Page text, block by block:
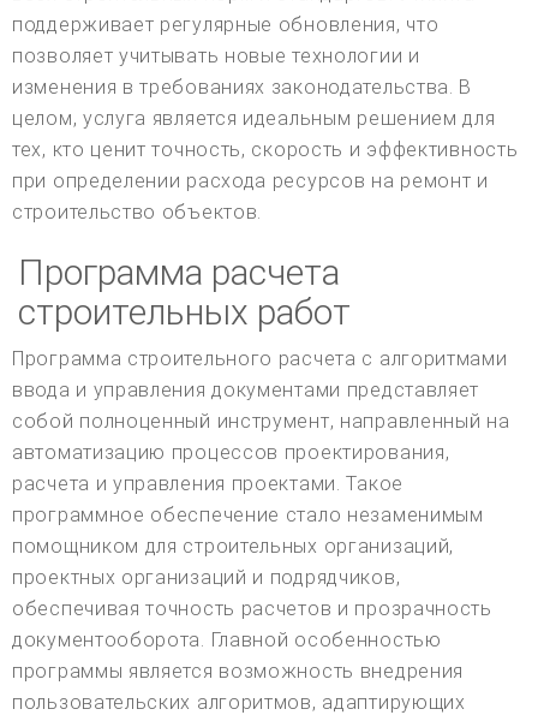
поддерживает регулярные обновления, что
позволяет учитывать новые технологии и
изменения в требованиях законодательства. В
целом, услуга является идеальным решением для
тех, кто ценит точность, скорость и эффективность
при определении расхода ресурсов на ремонт и
строительство объектов.
Программа расчета
строительных работ
Программа строительного расчета с алгоритмами
ввода и управления документами представляет
собой полноценный инструмент, направленный на
автоматизацию процессов проектирования,
расчета и управления проектами. Такое
программное обеспечение стало незаменимым
помощником для строительных организаций,
проектных организаций и подрядчиков,
обеспечивая точность расчетов и прозрачность
документооборота. Главной особенностью
программы является возможность внедрения
пользовательских алгоритмов, адаптирующих